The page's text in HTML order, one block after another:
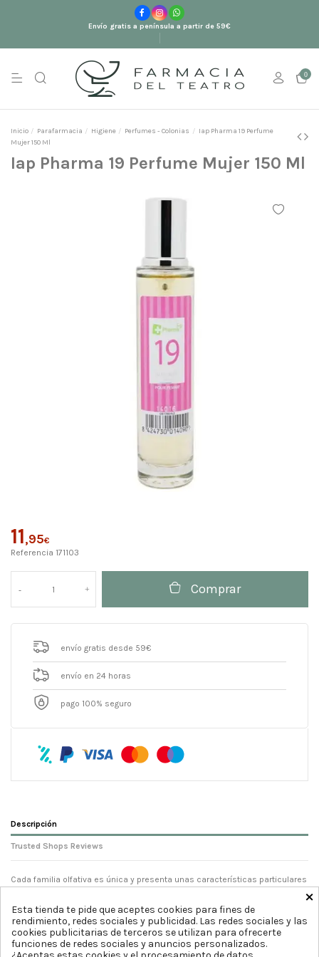
Envío gratis a península a partir de 59€
0
Inicio Parafarmacia Higiene Perfumes - Colonias
Iap Pharma 19 Perfume
Mujer 150 Ml
Iap Pharma 19 Perfume Mujer 150 Ml
11,95€
Referencia 171103
Comprar
envío gratis desde 59€
envío en 24 horas
pago 100% seguro
Descripción
Trusted Shops Reviews
Cada familia olfativa es única y presenta unas características particulares
que la hacen diferente al resto.
×
Esta tienda te pide que aceptes cookies para fines de
rendimiento, redes sociales y publicidad. Las redes sociales y las
cookies publicitarias de terceros se utilizan para ofrecerte
funciones de redes sociales y anuncios personalizados.